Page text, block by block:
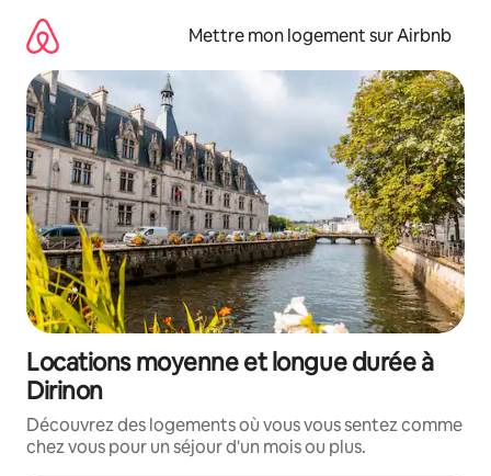
directement
contenu
Mettre mon logement sur Airbnb
Locations moyenne et longue durée à
Dirinon
Découvrez des logements où vous vous sentez comme
chez vous pour un séjour d'un mois ou plus.